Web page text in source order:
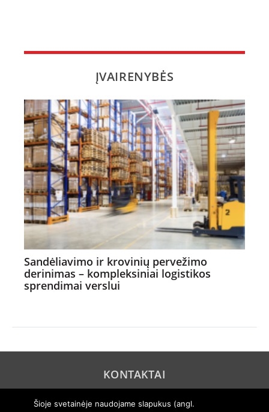
ĮVAIRENYBĖS
Sandėliavimo ir krovinių pervežimo
derinimas – kompleksiniai logistikos
sprendimai verslui
KONTAKTAI
Šioje svetainėje naudojame slapukus (angl.